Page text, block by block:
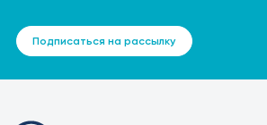
Подписаться на рассылку